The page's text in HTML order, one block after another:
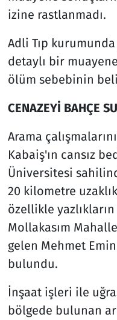
izine rastlanmadı.
Adli Tıp
detaylı bir
ölüm sebebinin
CENAZEYİ BAHÇE
Arama
Kabaiş'ın cansız
Üniversitesi
20 kilometre
özellikle
Mollakasım
gelen Mehmet
bulundu.
İnşaat işleri ile
bölgede bulunan